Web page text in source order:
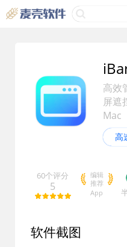
高效
屏遮
Mac
高
60个评分
5
编辑
推荐
App
软件截图